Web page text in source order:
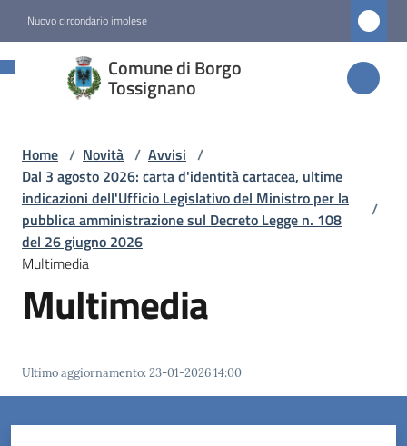
Nuovo circondario imolese
Comune di Borgo
Tossignano
Comune di
Borgo
Amministrazione
Novità
Menu selezionato
Servizi
Vivere
Home / Novità / Avvisi /
Dal 3 agosto 2026: carta d'identità cartacea, ultime
indicazioni dell'Ufficio Legislativo del Ministro per la
pubblica amministrazione sul Decreto Legge n. 108
del 26 giugno 2026
/
Multimedia
Multimedia
Ultimo aggiornamento:23-01-2026 14:00